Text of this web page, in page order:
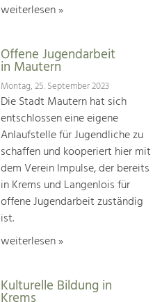
weiterlesen »
Offene Jugendarbeit
in Mautern
Montag, 25. September 2023
Die Stadt Mautern hat sich
entschlossen eine eigene
Anlaufstelle für Jugendliche zu
schaffen und kooperiert hier mit
dem Verein Impulse, der bereits
in Krems und Langenlois für
offene Jugendarbeit zuständig
ist.
weiterlesen »
Kulturelle Bildung in